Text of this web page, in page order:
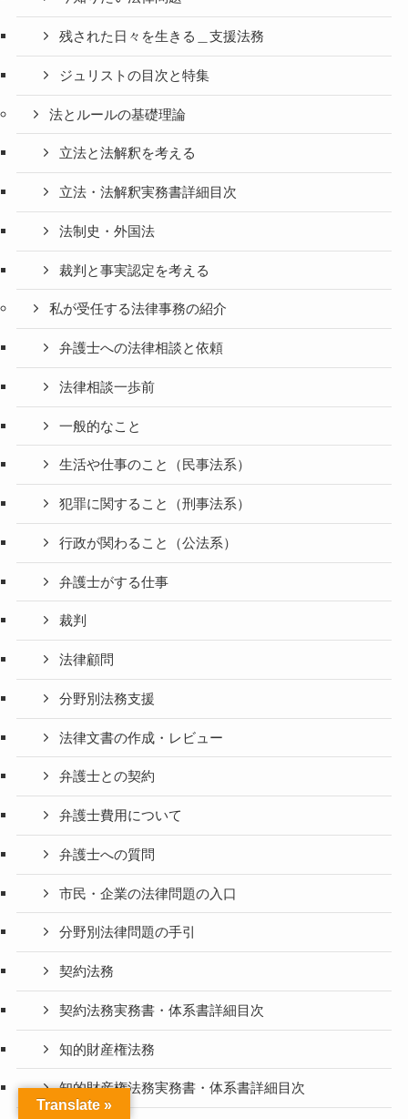
残された日々を生きる＿支援法務
ジュリストの目次と特集
法とルールの基礎理論
立法と法解釈を考える
立法・法解釈実務書詳細目次
法制史・外国法
裁判と事実認定を考える
私が受任する法律事務の紹介
弁護士への法律相談と依頼
法律相談一歩前
一般的なこと
生活や仕事のこと（民事法系）
犯罪に関すること（刑事法系）
行政が関わること（公法系）
弁護士がする仕事
裁判
法律顧問
分野別法務支援
法律文書の作成・レビュー
弁護士との契約
弁護士費用について
弁護士への質問
市民・企業の法律問題の入口
分野別法律問題の手引
契約法務
契約法務実務書・体系書詳細目次
知的財産権法務
知的財産権法務実務書・体系書詳細目次
Translate »